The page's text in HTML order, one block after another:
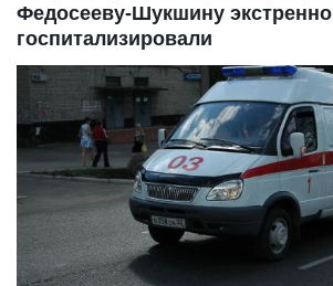
Федосееву-Шукшину экстренно
госпитализировали